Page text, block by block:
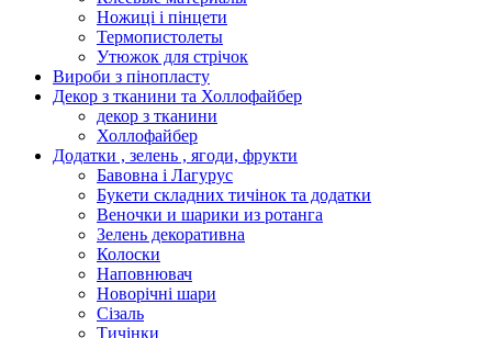
Ножиці і пінцети
Термопистолеты
Утюжок для стрічок
Вироби з пінопласту
Декор з тканини та Холлофайбер
декор з тканини
Холлофайбер
Додатки , зелень , ягоди, фрукти
Бавовна і Лагурус
Букети складних тичінок та додатки
Веночки и шарики из ротанга
Зелень декоративна
Колоски
Наповнювач
Новорічні шари
Сізаль
Тичінки